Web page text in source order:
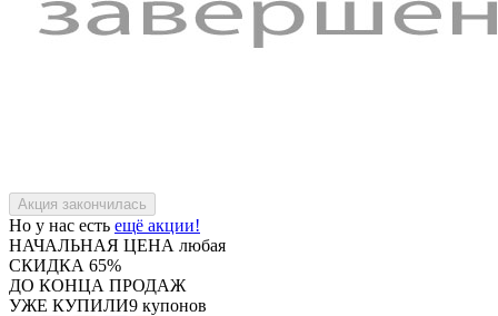
Но у нас есть ещё акции!
НАЧАЛЬНАЯ ЦЕНА любая
СКИДКА 65%
ДО КОНЦА ПРОДАЖ
УЖЕ КУПИЛИ9 купонов